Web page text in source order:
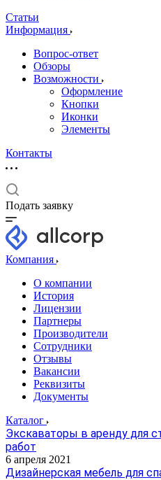
Статьи
Информация
Вопрос-ответ
Обзоры
Возможности
Оформление
Кнопки
Иконки
Элементы
Контакты
Подать заявку
Компания
О компании
История
Лицензии
Партнеры
Производители
Сотрудники
Отзывы
Вакансии
Реквизиты
Документы
Каталог
Экскаваторы в аренду для
работ
6 апреля 2021
Дизайнерская мебель для